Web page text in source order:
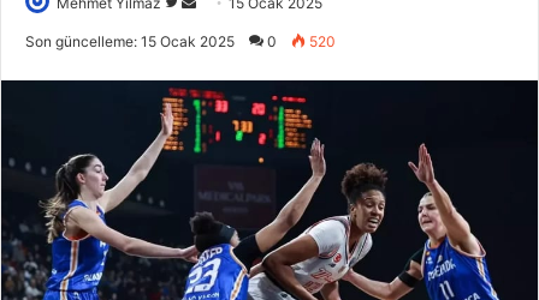
göndermek
Son güncelleme: 15 Ocak 2025 0 520